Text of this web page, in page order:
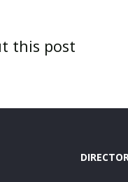
this post